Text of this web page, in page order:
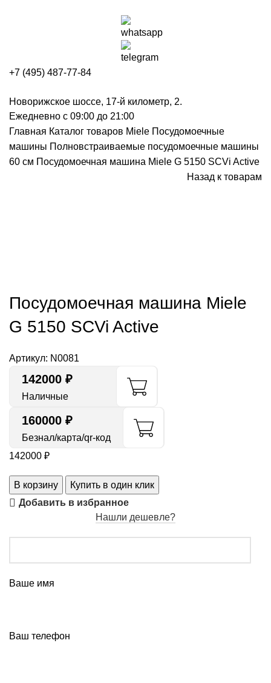
+7 (495) 487-77-84
Новорижское шоссе, 17-й километр, 2.
Ежедневно с 09:00 до 21:00
Главная Каталог товаров Miele Посудомоечные
машины Полновстраиваемые посудомоечные машины
60 см Посудомоечная машина Miele G 5150 SCVi Active
Назад к товарам
Посудомоечная машина Miele
G 5150 SCVi Active
Артикул: N0081
142000 ₽
Наличные
160000 ₽
Безнал/карта/qr-код
142000 ₽
В корзину
Купить в один клик
Добавить в избранное
Нашли дешевле?
Ваше имя
Ваш телефон